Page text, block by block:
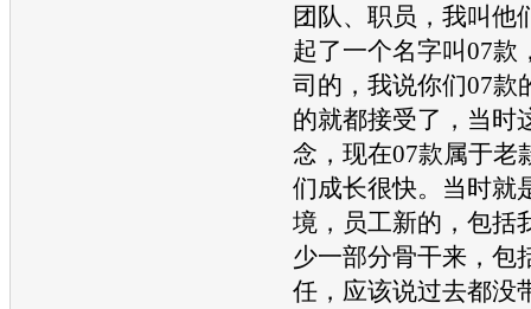
团队、职员，我叫他
起了一个名字叫07款
司的，我说你们07款
的就都接受了，当时
念，现在07款属于老
们成长很快。当时就
境，员工新的，包括
少一部分骨干来，包
任，应该说过去都没